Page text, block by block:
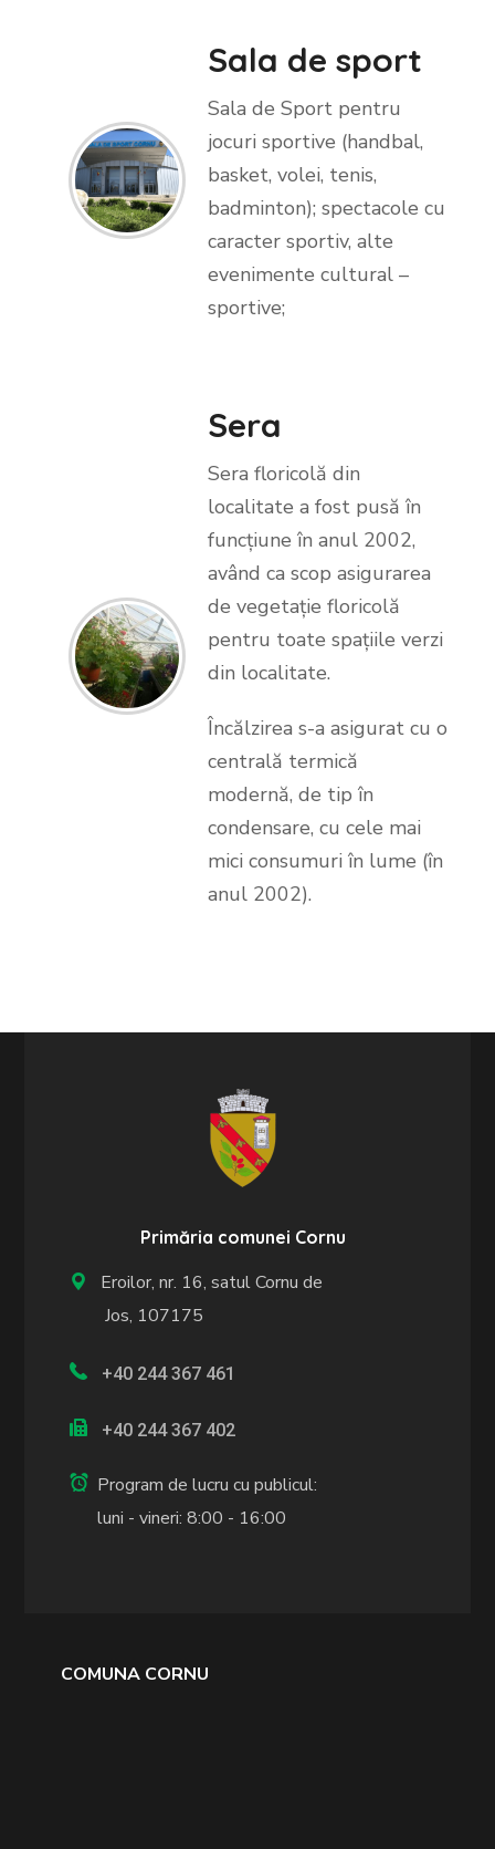
Sala de sport
Sala de Sport pentru
jocuri sportive (handbal,
basket, volei, tenis,
badminton); spectacole cu
caracter sportiv, alte
evenimente cultural –
sportive;
Sera
Sera floricolă din
localitate a fost pusă în
funcțiune în anul 2002,
având ca scop asigurarea
de vegetație floricolă
pentru toate spațiile verzi
din localitate.
Încălzirea s-a asigurat cu o
centrală termică
modernă, de tip în
condensare, cu cele mai
mici consumuri în lume (în
anul 2002).
Primăria comunei Cornu
Eroilor, nr. 16, satul Cornu de
Jos, 107175
+40 244 367 461
+40 244 367 402
Program de lucru cu publicul:
luni - vineri: 8:00 - 16:00
COMUNA CORNU